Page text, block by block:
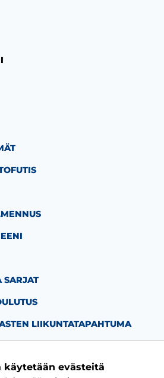
käytetään evästeitä
SARJAT
LIIKUNTATAPAHTUMA